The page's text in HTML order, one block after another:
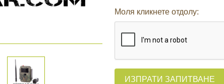
Моля кликнете отдолу:
ИЗПРАТИ ЗАПИТВАНЕ